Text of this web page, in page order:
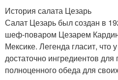
История салата Цезарь
Салат Цезарь был создан в
шеф-поваром Цезарем
Мексике. Легенда гласит, что
достаточно ингредиентов для
полноценного обеда для